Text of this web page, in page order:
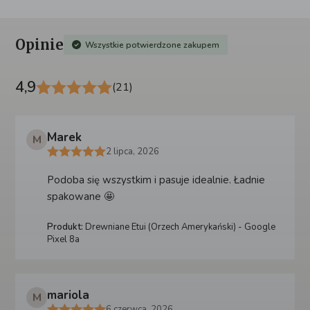
Opinie Wszystkie potwierdzone zakupem
4,9 (21)
M Marek
2 lipca, 2026
Podoba się wszystkim i pasuje idealnie. Ładnie
spakowane 🤩
Produkt: Drewniane Etui (Orzech Amerykański) - Google
Pixel 8a
M mariola